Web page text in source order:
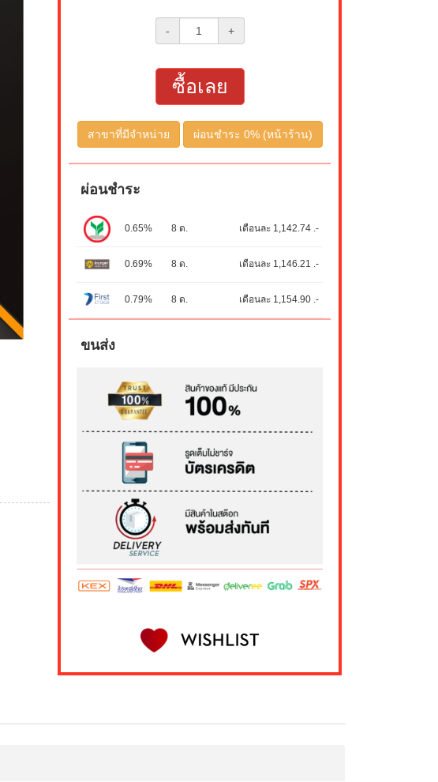
- +
ซื้อเลย
สาขาที่มีจำหน่าย ผ่อนชำระ 0% (หน้าร้าน)
ผ่อนชำระ
0.65% 8 ด. เดือนละ 1,142.74 .-
0.69% 8 ด. เดือนละ 1,146.21 .-
0.79% 8 ด. เดือนละ 1,154.90 .-
ขนส่ง